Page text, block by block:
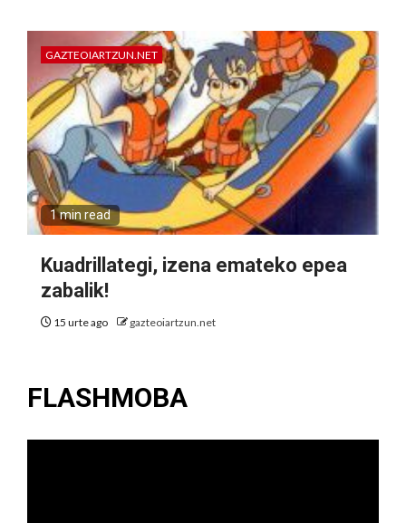
GAZTEOIARTZUN.NET
1 min read
Kuadrillategi, izena emateko epea
zabalik!
15 urte ago gazteoiartzun.net
FLASHMOBA